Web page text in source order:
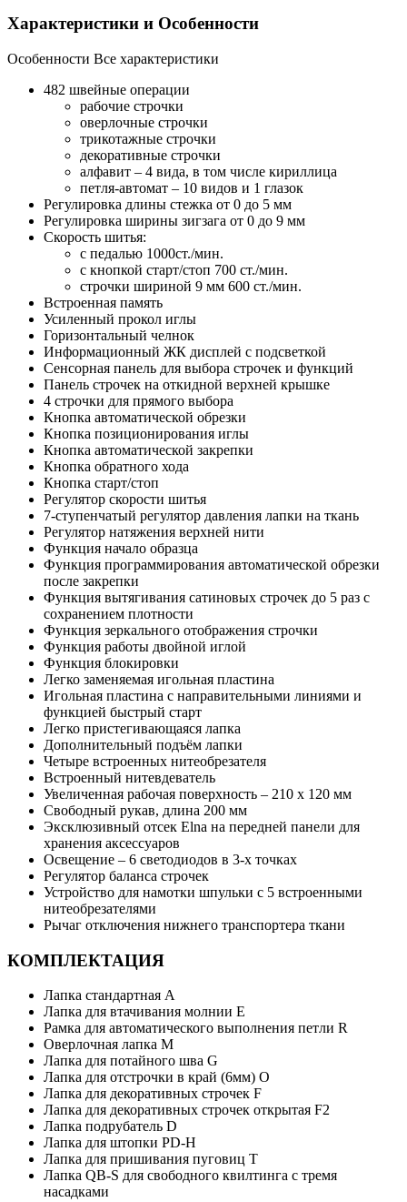
Характеристики и Особенности
Особенности Все характеристики
482 швейные операции
рабочие строчки
оверлочные строчки
трикотажные строчки
декоративные строчки
алфавит – 4 вида, в том числе кириллица
петля-автомат – 10 видов и 1 глазок
Регулировка длины стежка от 0 до 5 мм
Регулировка ширины зигзага от 0 до 9 мм
Скорость шитья:
с педалью 1000ст./мин.
с кнопкой старт/стоп 700 ст./мин.
строчки шириной 9 мм 600 ст./мин.
Встроенная память
Усиленный прокол иглы
Горизонтальный челнок
Информационный ЖК дисплей с подсветкой
Сенсорная панель для выбора строчек и функций
Панель строчек на откидной верхней крышке
4 строчки для прямого выбора
Кнопка автоматической обрезки
Кнопка позиционирования иглы
Кнопка автоматической закрепки
Кнопка обратного хода
Кнопка старт/стоп
Регулятор скорости шитья
7-ступенчатый регулятор давления лапки на ткань
Регулятор натяжения верхней нити
Функция начало образца
Функция программирования автоматической обрезки
после закрепки
Функция вытягивания сатиновых строчек до 5 раз с
сохранением плотности
Функция зеркального отображения строчки
Функция работы двойной иглой
Функция блокировки
Легко заменяемая игольная пластина
Игольная пластина с направительными линиями и
функцией быстрый старт
Легко пристегивающаяся лапка
Дополнительный подъём лапки
Четыре встроенных нитеобрезателя
Встроенный нитевдеватель
Увеличенная рабочая поверхность – 210 х 120 мм
Свободный рукав, длина 200 мм
Эксклюзивный отсек Elna на передней панели для
хранения аксессуаров
Освещение – 6 светодиодов в 3-х точках
Регулятор баланса строчек
Устройство для намотки шпульки с 5 встроенными
нитеобрезателями
Рычаг отключения нижнего транспортера ткани
КОМПЛЕКТАЦИЯ
Лапка стандартная A
Лапка для втачивания молнии Е
Рамка для автоматического выполнения петли R
Оверлочная лапка M
Лапка для потайного шва G
Лапка для отстрочки в край (6мм) O
Лапка для декоративных строчек F
Лапка для декоративных строчек открытая F2
Лапка подрубатель D
Лапка для штопки PD-H
Лапка для пришивания пуговиц T
Лапка QB-S для свободного квилтинга с тремя
насадками